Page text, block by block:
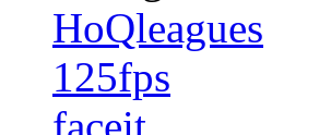
HoQleagues
125fps